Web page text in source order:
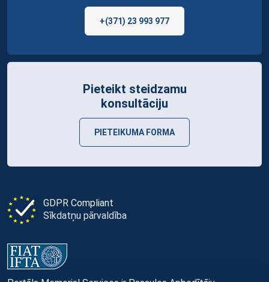
GDPR Compliant
Sīkdatņu pārvaldība
+(371) 23 993 977
Pieteikt steidzamu
konsultāciju
PIETEIKUMA FORMA